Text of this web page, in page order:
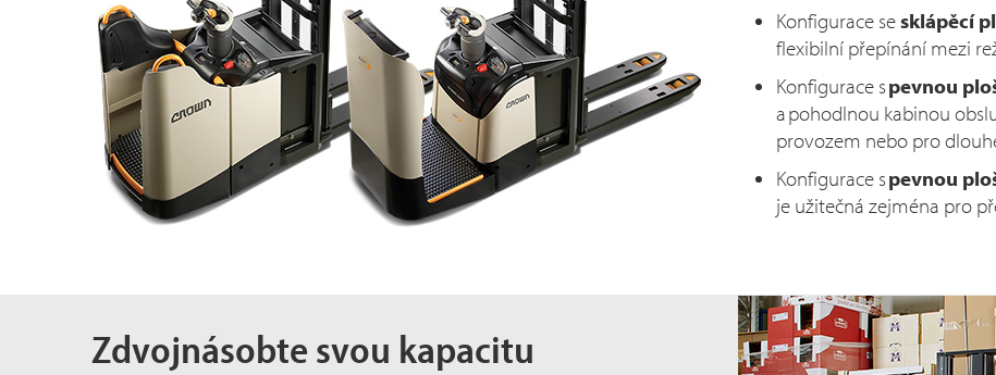
Konfigurace sesklápěcí
flexibilní přepínání mezi
Konfigurace spevnou
a pohodlnou kabinou
provozem nebo pro
Konfigurace spevnou
je užitečná zejména pro
Zdvojnásobte svou kapacitu